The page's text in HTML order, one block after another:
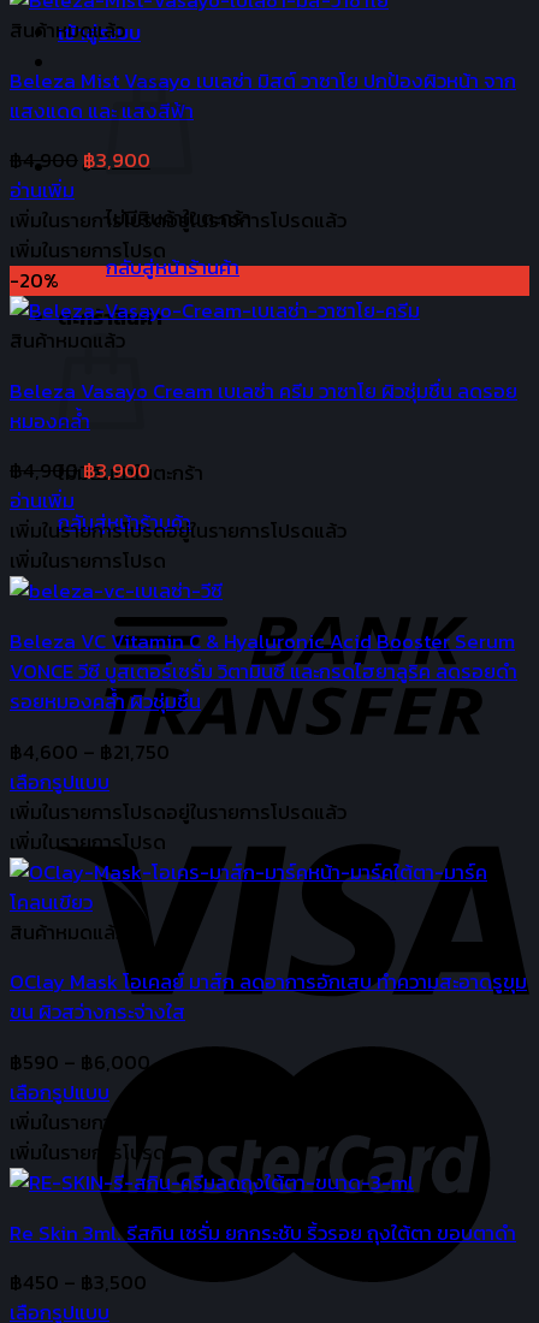
เข้าสู่ระบบ
ไม่มีสินค้าในตะกร้า
กลับสู่หน้าร้านค้า
ตะกร้าสินค้า
ไม่มีสินค้าในตะกร้า
กลับสู่หน้าร้านค้า
สินค้าหมดแล้ว
Beleza Mist Vasayo เบเลซ่า มิสต์ วาซาโย ปกป้องผิวหน้า จาก
แสงแดด และ แสงสีฟ้า
฿4,900Original
was:
฿4,900.
฿3,900
is:
฿3,900.
อ่านเพิ่ม
เพิ่มในรายการโปรดอยู่ในรายการโปรดแล้ว
เพิ่มในรายการโปรด
-20%
สินค้าหมดแล้ว
Beleza Vasayo Cream เบเลซ่า ครีม วาซาโย ผิวชุ่มชื่น ลดรอย
หมองคล้ำ
฿4,900Original
was:
฿4,900.
฿3,900Current
is:
฿3,900.
อ่านเพิ่ม
เพิ่มในรายการโปรดอยู่ในรายการโปรดแล้ว
เพิ่มในรายการโปรด
Beleza VC Vitamin C & Hyaluronic Acid Booster Serum
VONCE วีซี บูสเตอร์เซรั่ม วิตามินซี และกรดไฮยาลูริค ลดรอยดำ
รอยหมองคล้ำ ผิวชุ่มชื่น
฿4,600 – ฿21,750
฿4,600
through
฿21,750
เลือกรูปแบบ
This
product
has
multiple
variants.
options
may
be
chosen
on
the
product
page
เพิ่มในรายการโปรดอยู่ในรายการโปรดแล้ว
เพิ่มในรายการโปรด
สินค้าหมดแล้ว
OClay Mask โอเคลย์ มาส์ก ลดอาการอักเสบ ทำความสะอาดรูขุม
ขน ผิวสว่างกระจ่างใส
฿590 – ฿6,000Price
through
฿6,000
เลือกรูปแบบ
This
product
has
variants.
The
options
เพิ่มในรายการโปรด
เพิ่มในรายการโปรด
Re Skin 3ml. รีสกิน เซรั่ม ยกกระชับ ริ้วรอย ถุงใต้ตา ขอบตาดำ
฿450 – ฿3,500 Price
เลือกรูปแบบ